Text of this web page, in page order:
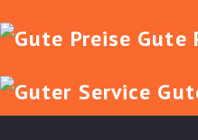
Gute